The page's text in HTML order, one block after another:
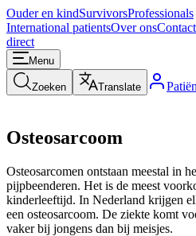
Ouder en kindSurvivorsProfessionals
International patientsOver ons
direct
Menu
Zoeken Translate
Osteosarcoom
Osteosarcomen ontstaan meestal in
pijpbeenderen. Het is de meest
kinderleeftijd. In Nederland krijgen
een osteosarcoom. De ziekte komt
vaker bij jongens dan bij meisjes.